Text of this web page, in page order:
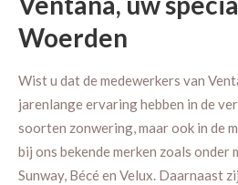
Woerden
Wist u dat de medewerkers van
jarenlange ervaring hebben in de
soorten zonwering, maar ook in de
bij ons bekende merken zoals onder
Sunway, Bécé en Velux. Daarnaast